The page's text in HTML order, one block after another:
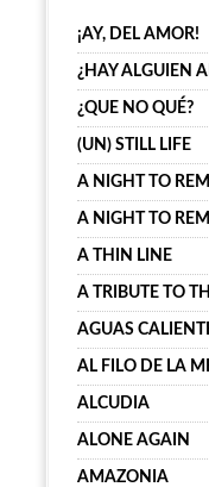
¡AY, DEL AMOR!
¿HAY ALGUIEN
¿QUE NO QUÉ?
(UN) STILL LIFE
A NIGHT TO
A NIGHT TO
A THIN LINE
A TRIBUTE TO
AGUAS
AL FILO DE LA
ALCUDIA
ALONE AGAIN
AMAZONIA